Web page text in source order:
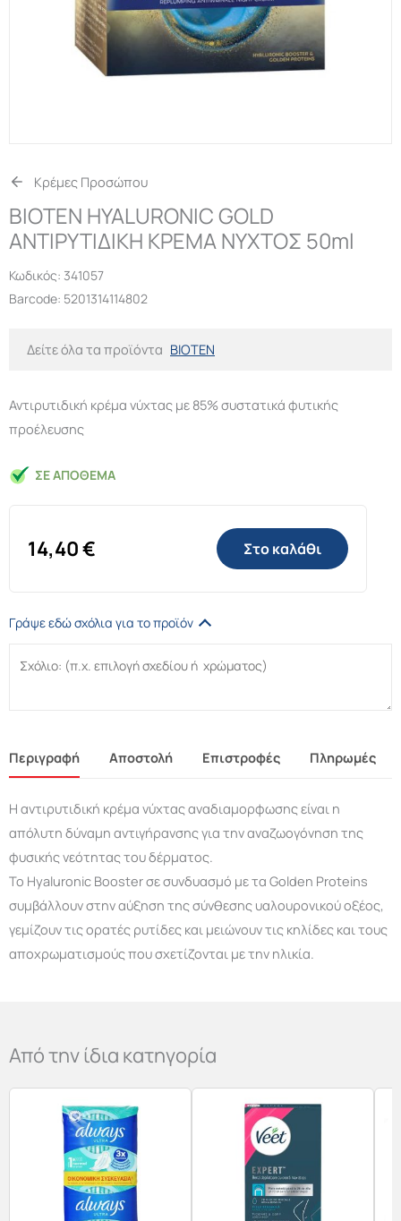
Κρέμες Προσώπου
BIOTEN HYALURONIC GOLD
ΑΝΤΙΡΥΤΙΔΙΚΗ ΚΡΕΜΑ ΝΥΧΤΟΣ 50ml
Κωδικός: 341057
Barcode: 5201314114802
Δείτε όλα τα προϊόντα BIOTEN
Αντιρυτιδική κρέμα νύχτας με 85% συστατικά φυτικής
προέλευσης
ΣΕ ΑΠΌΘΕΜΑ
14,40€ Στο καλάθι
Γράψε εδώ σχόλια για το προϊόν
Περιγραφή Αποστολή Επιστροφές Πληρωμές
Η αντιρυτιδική κρέμα νύχτας αναδιαμορφωσης είναι η
απόλυτη δύναμη αντιγήρανσης για την αναζωογόνηση της
φυσικής νεότητας του δέρματος.
Το Hyaluronic Booster σε συνδυασμό με τα Golden Proteins
συμβάλλουν στην αύξηση της σύνθεσης υαλουρονικού οξέος,
γεμίζουν τις ορατές ρυτίδες και μειώνουν τις κηλίδες και τους
αποχρωματισμούς που σχετίζονται με την ηλικία.
Από την ίδια κατηγορία